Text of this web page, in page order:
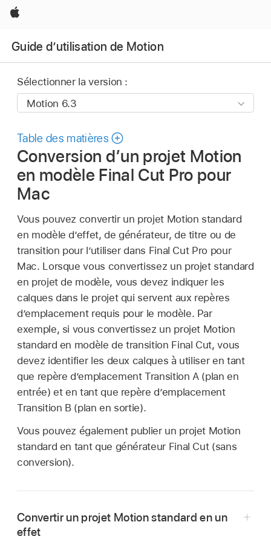
Apple
Guide d’utilisation de Motion
Sélectionner la version :
Table des matières
Conversion d’un projet Motion
en modèle Final Cut Pro pour
Mac
Vous pouvez convertir un projet Motion standard
en modèle d’effet, de générateur, de titre ou de
transition pour l’utiliser dans Final Cut Pro pour
Mac. Lorsque vous convertissez un projet standard
en projet de modèle, vous devez indiquer les
calques dans le projet qui servent aux repères
d’emplacement requis pour le modèle. Par
exemple, si vous convertissez un projet Motion
standard en modèle de transition Final Cut, vous
devez identifier les deux calques à utiliser en tant
que repère d’emplacement Transition A (plan en
entrée) et en tant que repère d’emplacement
Transition B (plan en sortie).
Vous pouvez également publier un projet Motion
standard en tant que générateur Final Cut(sans
conversion).
Convertir un projet Motion standard en un
effet